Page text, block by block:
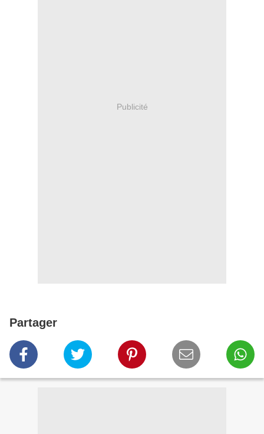
Publicité
Partager